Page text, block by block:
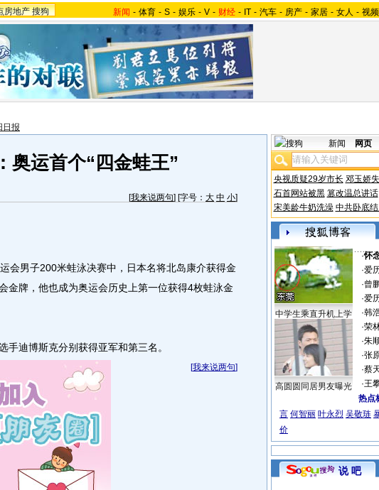
房地产 搜狗 新闻 - 体育 - S - 娱乐 - V - 财经 - IT - 汽车 - 房产 - 家居 - 女人 - 视频
日报
奥运首个“四金蛙王”
[我来说两句] [字号： 大 中 小]
男子200米蛙泳决赛中，日本名将北岛康介获得金
金牌，他也成为奥运会历史上第一位获得4枚蛙泳金
迪博斯克分别获得亚军和第三名。
[我来说两句]
新闻 网页
央视质疑29岁市长 邓玉娇
石首网站被黑 篡改温总讲话
宋美龄牛奶洗澡 中共卧底
中学生乘直升机上学
高圆圆同居男友曝光
·怀
·爱
·曾
·爱
·韩
·荣
·朱
·张
·蔡
·王
热点
言 何智丽 叶永烈 吴敬琏
价
说 吧